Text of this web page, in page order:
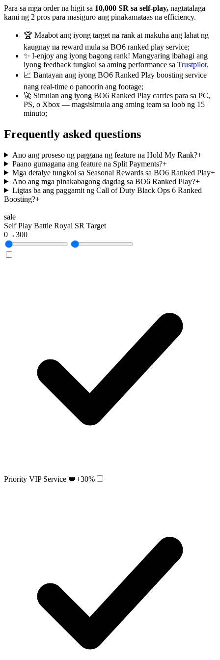
Para sa mga order na higit sa 10,000 SR sa self-play, nagtatalaga
kami ng 2 pros para masiguro ang pinakamataas na efficiency.
🏆 Maabot ang iyong target na rank at makuha ang lahat ng
kaugnay na reward mula sa BO6 ranked play service;
✨ I-enjoy ang iyong bagong rank! Mangyaring ibahagi ang
iyong feedback tungkol sa aming performance sa Trustpilot.
📈 Bantayan ang iyong BO6 Ranked Play boosting service
nang real-time o panoorin ang footage;
🚀 Simulan ang iyong BO6 Ranked Play carries para sa PC,
PS, o Xbox — magsisimula ang aming team sa loob ng 15
minuto;
Frequently asked questions
Ano ang proseso ng paggana ng feature na Hold My Rank?+
Paano gumagana ang feature na Split Payments?+
Mga detalye tungkol sa Seasonal Rewards sa BO6 Ranked Play+
Ano ang mga pinakabagong dagdag sa BO6 Ranked Play?+
Ligtas ba ang paggamit ng Call of Duty Black Ops 6 Ranked
Boosting?+
sale
Self Play Battle Royal SR Target
0→300
Priority VIP Service 👑+30%